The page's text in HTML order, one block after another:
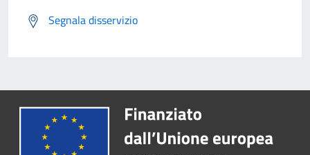
Segnala disservizio